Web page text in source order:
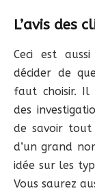
L’avis des
Ceci est
décider de
faut choisir. Il
des
de savoir tout
d’un grand
idée sur les
Vous saurez